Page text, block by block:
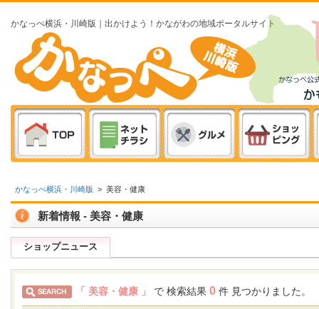
かなっぺ横浜・川崎版｜出かけよう！かながわの地域ポータルサイト
かなっぺ横浜・川崎版 > 美容・健康
新着情報 - 美容・健康
ショップニュース
「 美容・健康 」 で 検索結果 0 件 見つかりました。